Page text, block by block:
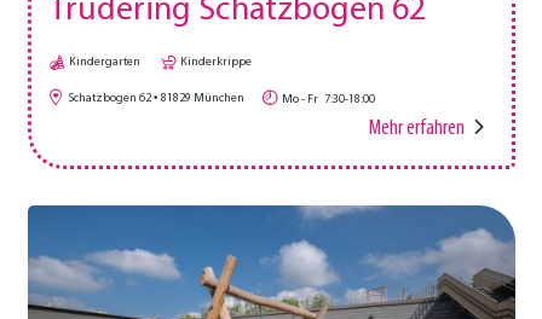
Trudering Schatzbogen 62
Kindergarten Kinderkrippe
Schatzbogen 62 81829 München Mo - Fr 7:30-18:00
Mehr erfahren